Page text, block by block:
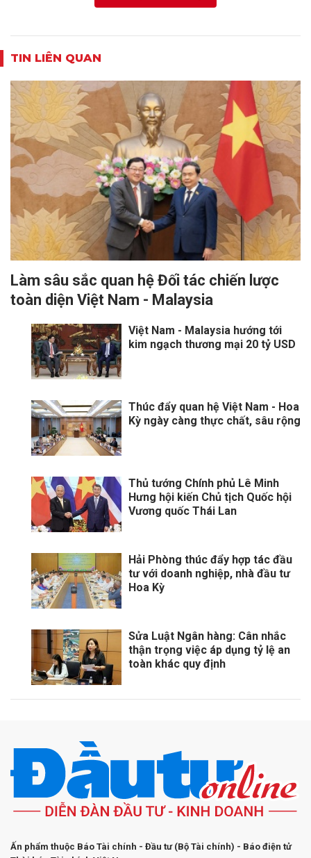
TIN LIÊN QUAN
Làm sâu sắc quan hệ Đối tác chiến lược
toàn diện Việt Nam - Malaysia
Việt Nam - Malaysia hướng tới
kim ngạch thương mại 20 tỷ USD
Thúc đẩy quan hệ Việt Nam - Hoa
Kỳ ngày càng thực chất, sâu rộng
Thủ tướng Chính phủ Lê Minh
Hưng hội kiến Chủ tịch Quốc hội
Vương quốc Thái Lan
Hải Phòng thúc đẩy hợp tác đầu
tư với doanh nghiệp, nhà đầu tư
Hoa Kỳ
Sửa Luật Ngân hàng: Cân nhắc
thận trọng việc áp dụng tỷ lệ an
toàn khác quy định
Ấn phẩm thuộc Báo Tài chính - Đầu tư (Bộ Tài chính) - Báo điện tử